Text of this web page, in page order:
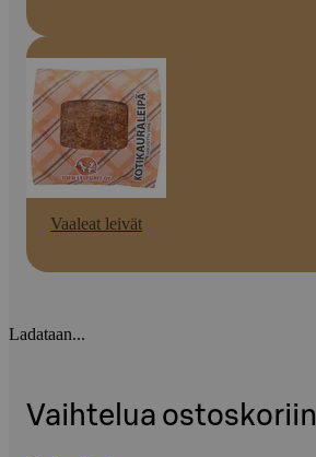
Vaaleat leivät
Ladataan...
Vaihtelua ostoskoriin